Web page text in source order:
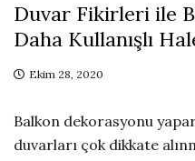
Duvar Fikirleri ile
Daha Kullanışlı
Ekim 28, 2020
Balkon dekorasyonu
duvarları çok dikkate